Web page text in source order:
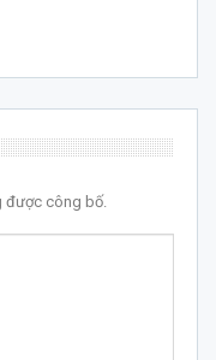
được công bố.